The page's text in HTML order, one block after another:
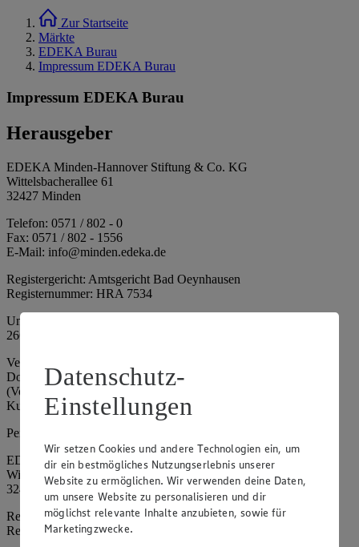
Zur Startseite
Märkte
EDEKA Burau
Impressum EDEKA Burau
Impressum EDEKA Burau
Herausgeber
EDEKA Minden-Hannover Stiftung & Co. KG
Wittelsbacherallee 61
32427 Minden
Telefon: 0571 / 802 - 0
Fax: 0571 / 802 - 1556
E-Mail: info@minden.edeka.de
Registergericht: Amtsgericht Bad Oeynhausen
Registernummer: HRA 7534
Umsatzsteuer-Identifikationsnummer gem. § 27a UStG: DE
266067317
Vertretungsberechtigte: Mark Rosenkranz (Sprecher), Eileen
Dominique Klingsiek (Vorstandsmitglied), Ulf-U. Plath
(Vorstandsmitglied), Stephan Wohler (Vorstandsmitglied), Marc
Kuhlmann (Aufsichtsratsvorsitzender)
Persönlich haftende Gesellschafterin:
EDEKA Minden-Hannover Holding GmbH
Wittelsbacherallee 61
32427 Minden
Registergericht: Amtsgericht Bad Oeynhausen
Registernummer: HRB 4086
Datenschutz-
Einstellungen
Wir setzen Cookies und andere Technologien ein, um
dir ein bestmögliches Nutzungserlebnis unserer
Website zu ermöglichen. Wir verwenden deine Daten,
um unsere Website zu personalisieren und dir
möglichst relevante Inhalte anzubieten, sowie für
Marketingzwecke.